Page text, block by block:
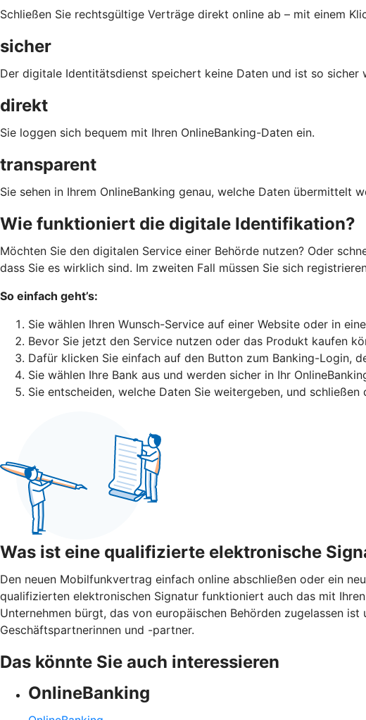
Schließen Sie rechtsgültige Verträge direkt online ab – mit einem
sicher
Der digitale Identitätsdienst speichert keine Daten und ist so sicher
direkt
Sie loggen sich bequem mit Ihren OnlineBanking-Daten ein.
transparent
Sie sehen in Ihrem OnlineBanking genau, welche Daten übermittelt
Wie funktioniert die digitale Identifikation?
Möchten Sie den digitalen Service einer Behörde nutzen? Oder
dass Sie es wirklich sind. Im zweiten Fall müssen Sie sich
So einfach geht’s:
Sie wählen Ihren Wunsch-Service auf einer Website oder in
Bevor Sie jetzt den Service nutzen oder das Produkt kaufen
Dafür klicken Sie einfach auf den Button zum Banking-Login,
Sie wählen Ihre Bank aus und werden sicher in Ihr
Sie entscheiden, welche Daten Sie weitergeben, und schließen
Was ist eine qualifizierte elektronische
Den neuen Mobilfunkvertrag einfach online abschließen oder ein
qualifizierten elektronischen Signatur funktioniert auch das mit
Unternehmen bürgt, das von europäischen Behörden zugelassen
Geschäftspartnerinnen und -partner.
Das könnte Sie auch interessieren
OnlineBanking